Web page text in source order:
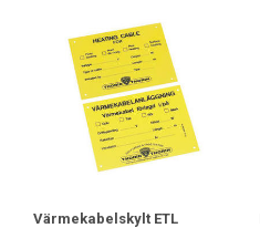
Värmekabelskylt ETL